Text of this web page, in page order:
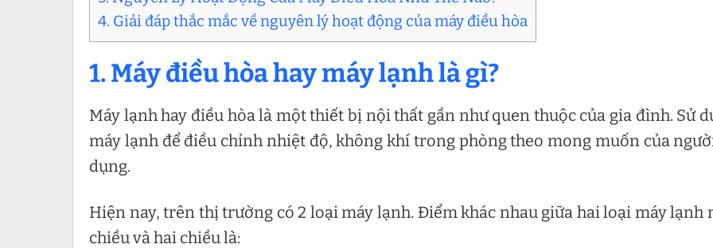
4. Giải đáp thắc mắc về nguyên lý hoạt động của máy điều hòa
1. Máy điều hòa hay máy lạnh là gì?
Máy lạnh hay điều hòa là một thiết bị nội thất gần như quen thuộc của gia đình. Sử
máy lạnh để điều chỉnh nhiệt độ, không khí trong phòng theo mong muốn của
dụng.
Hiện nay, trên thị trường có 2 loại máy lạnh. Điểm khác nhau giữa hai loại máy lạnh
chiều và hai chiều là: